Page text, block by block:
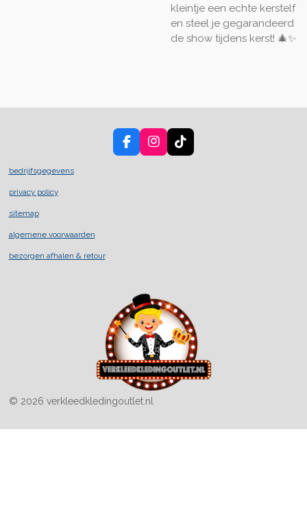
kleintje een echte kerstelf
en steel je gegarandeerd
de show tijdens kerst! 🎄✨
F
a
I
n
T
i
bedrijfsgegevens
privacy policy
sitemap
algemene voorwaarden
bezorgen afhalen & retour
© 2026 verkleedkledingoutlet.nl